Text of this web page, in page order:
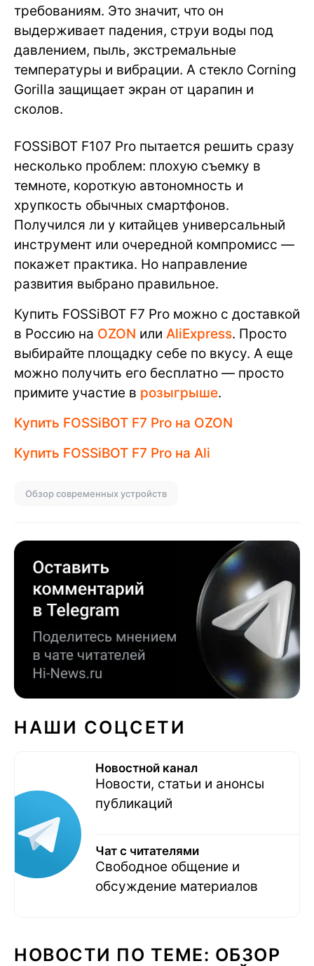
требованиям. Это значит, что он
выдерживает падения, струи воды под
давлением, пыль, экстремальные
температуры и вибрации. А стекло Corning
Gorilla защищает экран от царапин и
сколов.
FOSSiBOT F107 Pro пытается решить сразу
несколько проблем: плохую съемку в
темноте, короткую автономность и
хрупкость обычных смартфонов.
Получился ли у китайцев универсальный
инструмент или очередной компромисс —
покажет практика. Но направление
развития выбрано правильное.
Купить FOSSiBOT F7 Pro можно с доставкой
в Россию на OZON или AliExpress. Просто
выбирайте площадку себе по вкусу. А еще
можно получить его бесплатно — просто
примите участие в розыгрыше.
Купить FOSSiBOT F7 Pro на OZON
Купить FOSSiBOT F7 Pro на Ali
Обзор современных устройств
НАШИ СОЦСЕТИ
Новостной канал
Новости, статьи и анонсы
публикаций
Чат с читателями
Свободное общение и
обсуждение материалов
НОВОСТИ ПО ТЕМЕ: ОБЗОР